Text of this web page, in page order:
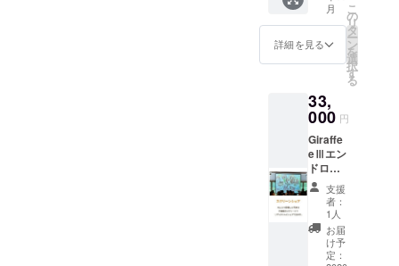
能＋写
真デー
タ全渡
し） ご
支援頂
必ず
メール
アドレ
スをご
記入下
さい。
月
詳細を見る
こ
の
リ
タ
ー
ン
を
選
択
す
る
33,
000 円
Giraffe
eⅢエン
ドロー
ルタイ
プ（写
真投稿
機能＋
エンド
ロール
支援
者：
1人
お届
け予
定：